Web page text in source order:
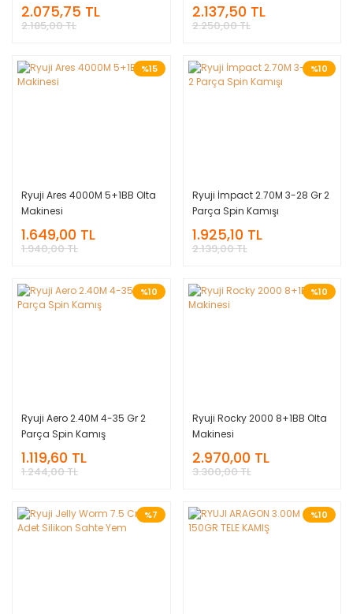
KAMIŞ
2.075,75 TL
2.185,00 TL
2.137,50 TL
2.250,00 TL
%15
Ryuji Ares 4000M 5+1BB Olta
Makinesi
1.649,00 TL
1.940,00 TL
%10
Ryuji İmpact 2.70M 3-28 Gr 2
Parça Spin Kamışı
1.925,10 TL
2.139,00 TL
%10
Ryuji Aero 2.40M 4-35 Gr 2
Parça Spin Kamış
1.119,60 TL
1.244,00 TL
%10
Ryuji Rocky 2000 8+1BB Olta
Makinesi
2.970,00 TL
3.300,00 TL
%7 %10